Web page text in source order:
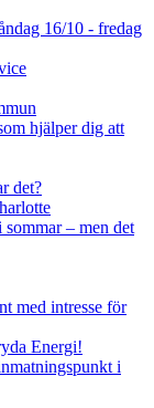
16/10 - fredag
hjälper dig att
det?
– men det
med intresse för
Energi!
i